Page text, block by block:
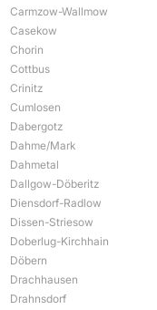
Carmzow-Wallmow
Casekow
Chorin
Cottbus
Crinitz
Cumlosen
Dabergotz
Dahme/Mark
Dahmetal
Dallgow-Döberitz
Diensdorf-Radlow
Dissen-Striesow
Doberlug-Kirchhain
Döbern
Drachhausen
Drahnsdorf